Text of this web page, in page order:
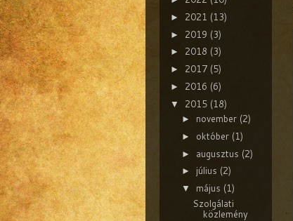
► 2021 (13)
► 2019 (3)
► 2018 (3)
► 2017 (5)
► 2016 (6)
▼ 2015 (18)
► november (2)
► október (1)
► augusztus (2)
► július (2)
▼ május (1)
Szolgálati
közlemény